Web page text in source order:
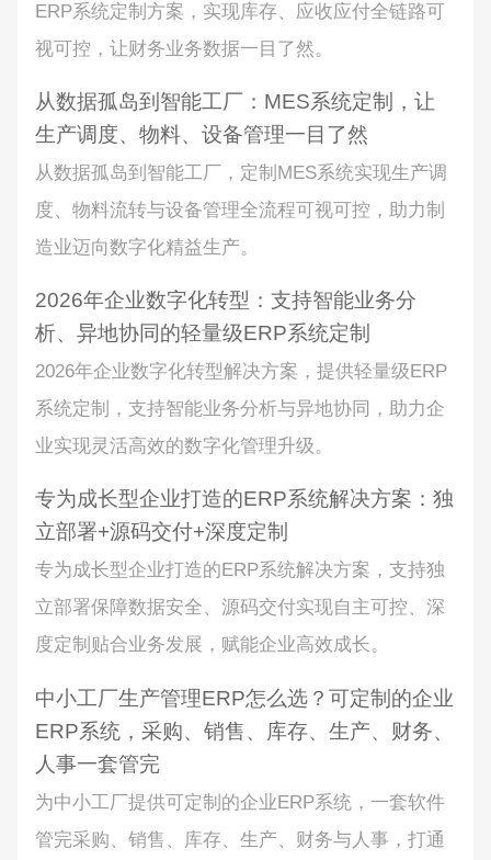
ERP系统定制方案，实现库存、应收应付全链路可
视可控，让财务业务数据一目了然。
从数据孤岛到智能工厂：MES系统定制，让
生产调度、物料、设备管理一目了然
从数据孤岛到智能工厂，定制MES系统实现生产调
度、物料流转与设备管理全流程可视可控，助力制
造业迈向数字化精益生产。
2026年企业数字化转型：支持智能业务分
析、异地协同的轻量级ERP系统定制
2026年企业数字化转型解决方案，提供轻量级ERP
系统定制，支持智能业务分析与异地协同，助力企
业实现灵活高效的数字化管理升级。
专为成长型企业打造的ERP系统解决方案：独
立部署+源码交付+深度定制
专为成长型企业打造的ERP系统解决方案，支持独
立部署保障数据安全、源码交付实现自主可控、深
度定制贴合业务发展，赋能企业高效成长。
中小工厂生产管理ERP怎么选？可定制的企业
ERP系统，采购、销售、库存、生产、财务、
人事一套管完
为中小工厂提供可定制的企业ERP系统，一套软件
管完采购、销售、库存、生产、财务与人事，打通